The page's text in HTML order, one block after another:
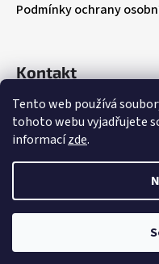
Tento web používá
tohoto webu vyjadřujete
informacízde.
Podmínky ochrany
Kontakt
info@ babybebare.cz
Facebook
babybebare